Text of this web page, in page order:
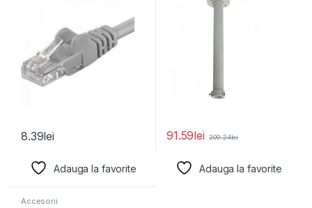
8.39lei
Adauga la favorite
91.59lei 209.24lei
Adauga la favorite
Accesorii